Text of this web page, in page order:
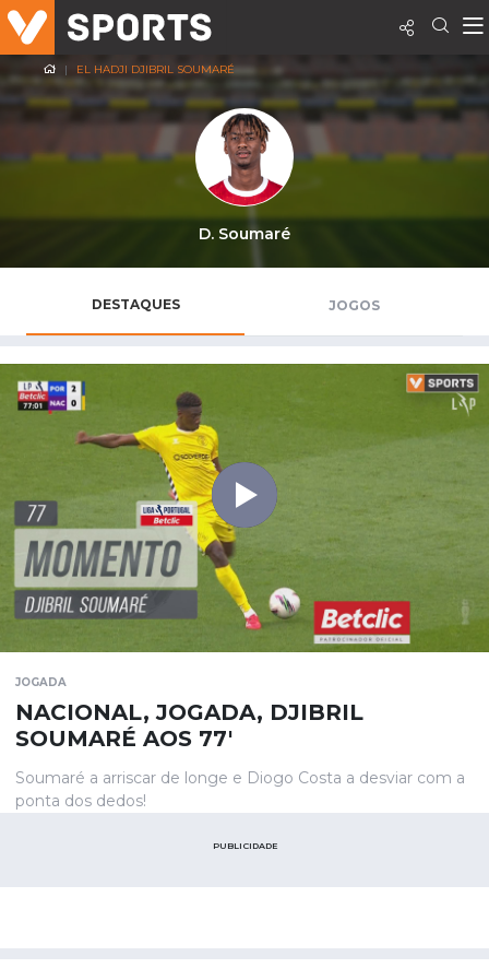
EL HADJI DJIBRIL SOUMARÉ
D. Soumaré
DESTAQUES JOGOS
JOGADA
NACIONAL, JOGADA, DJIBRIL
SOUMARÉ AOS 77'
Soumaré a arriscar de longe e Diogo Costa a desviar com a
ponta dos dedos!
PUBLICIDADE